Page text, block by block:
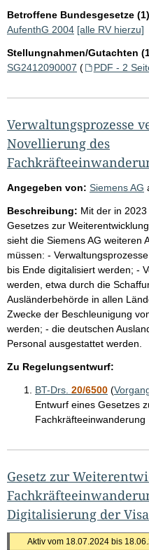
Betroffene Bundesgesetze
AufenthG 2004 [alle RV hierzu]
Stellungnahmen/Gutachten
SG2412090007 ( PDF - 2
Verwaltungsprozesse
Novellierung des
Angegeben von: Siemens AG
Beschreibung: Mit der in
Gesetzes zur
sieht die Siemens AG weiteren
müssen: -
bis Ende digitalisiert werden; -
werden, etwa durch die
Ausländerbehörde in allen
Zwecke der Beschleunigung
werden; - die deutschen
Personal ausgestattet werden.
Zu Regelungsentwurf:
BT-Drs. 20/6500 (
Entwurf eines Gesetzes
Fachkräfteeinwanderung
Gesetz zur
Digitalisierung der
Aktiv vom 18.07.2024 bis